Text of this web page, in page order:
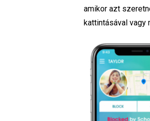
amikor azt
kattintásával vagy